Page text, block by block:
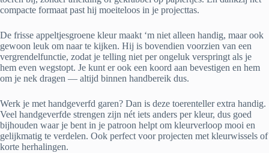
compacte formaat past hij moeiteloos in je projecttas.
De frisse appeltjesgroene kleur maakt ‘m niet alleen handig, maar ook
gewoon leuk om naar te kijken. Hij is bovendien voorzien van een
vergrendelfunctie, zodat je telling niet per ongeluk verspringt als je
hem even wegstopt. Je kunt er ook een koord aan bevestigen en hem
om je nek dragen — altijd binnen handbereik dus.
Werk je met handgeverfd garen? Dan is deze toerenteller extra handig.
Veel handgeverfde strengen zijn nét iets anders per kleur, dus goed
bijhouden waar je bent in je patroon helpt om kleurverloop mooi en
gelijkmatig te verdelen. Ook perfect voor projecten met kleurwissels of
korte herhalingen.